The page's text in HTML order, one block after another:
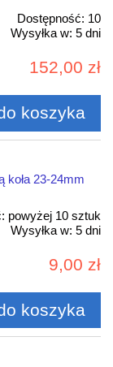
Dostępność: 10
Wysyłka w: 5 dni
152,00 zł
koszyka
koła 23-24mm
powyżej 10 sztuk
Wysyłka w: 5 dni
9,00 zł
koszyka